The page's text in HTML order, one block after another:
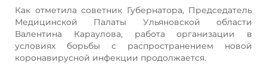
Как отметила советник Губернатора, Председатель
Медицинской Палаты Ульяновской области
Валентина Караулова, работа организации в
условиях борьбы с распространением новой
коронавирусной инфекции продолжается.